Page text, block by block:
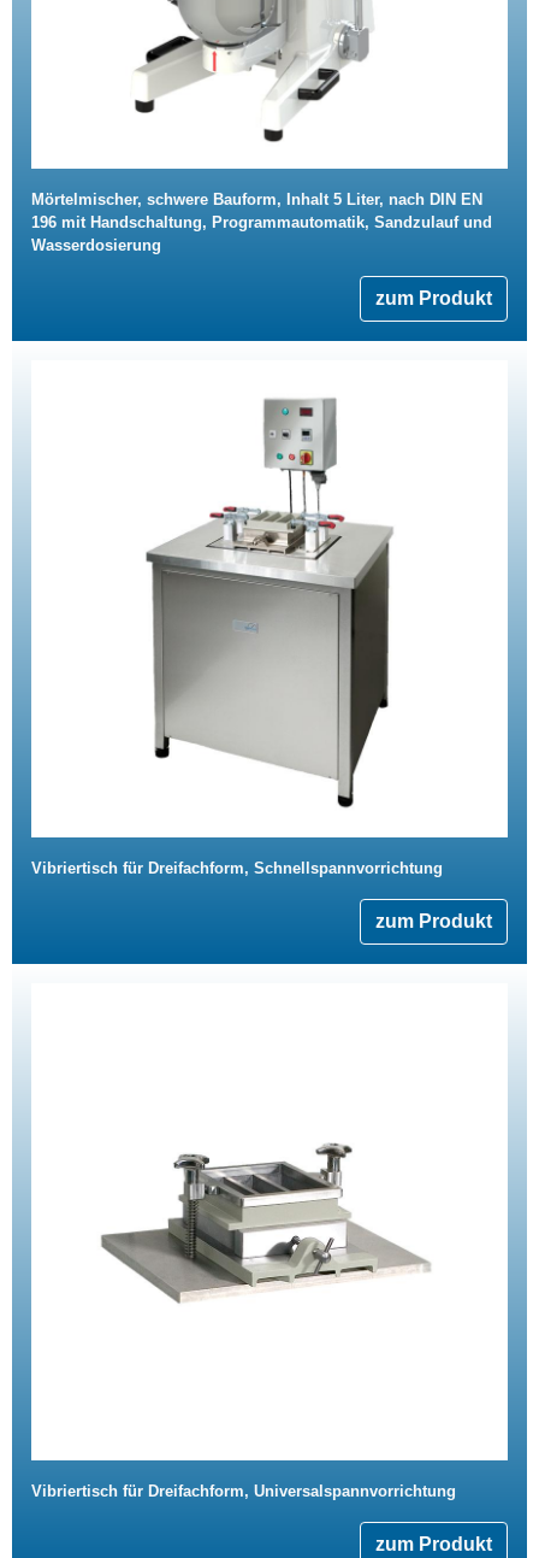
Mörtelmischer, schwere Bauform, Inhalt 5 Liter, nach DIN EN
196 mit Handschaltung, Programmautomatik, Sandzulauf und
Wasserdosierung
zum Produkt
Vibriertisch für Dreifachform, Schnellspannvorrichtung
zum Produkt
Vibriertisch für Dreifachform, Universalspannvorrichtung
zum Produkt